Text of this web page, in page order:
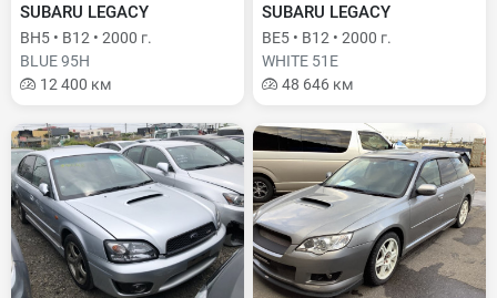
SUBARU LEGACY
BH5 • B12 • 2000 г.
BLUE 95H
12 400 км
SUBARU LEGACY
BE5 • B12 • 2000 г.
WHITE 51E
48 646 км